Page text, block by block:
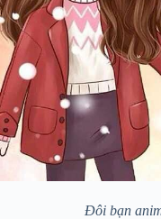
Đôi bạn